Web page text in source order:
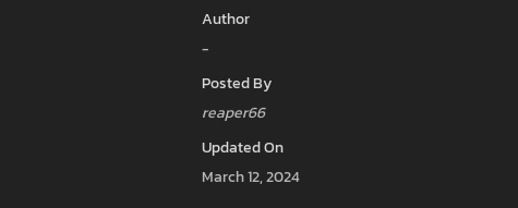
Author
-
Posted By
reaper66
Updated On
March 12, 2024